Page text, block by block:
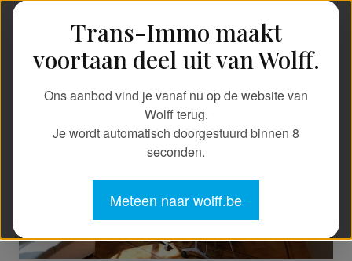
TRANS-IMMO
Trans-Immo maakt
voortaan deel uit van Wolff.
Ons aanbod vind je vanaf nu op de website van
Wolff terug.
Je wordt automatisch doorgestuurd binnen 8
seconden.
Meteen naar wolff.be